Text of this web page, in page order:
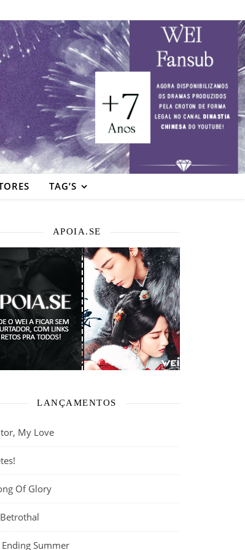
TAG’S
APOIA.SE
LANÇAMENTOS
My Love
Of Glory
Summer